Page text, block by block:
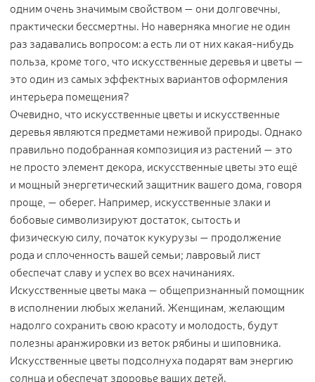
Доставка и оплата
Вопросы и ответы
Контакты
Новости
СМИ о нас
одним очень значимым свойством — они долговечны,
практически бессмертны. Но наверняка многие не один
раз задавались вопросом: а есть ли от них какая-нибудь
польза, кроме того, что искусственные деревья и цветы —
это один из самых эффектных вариантов оформления
интерьера помещения?
Очевидно, что искусственные цветы и искусственные
деревья являются предметами неживой природы. Однако
правильно подобранная композиция из растений — это
не просто элемент декора, искусственные цветы это ещё
и мощный энергетический защитник вашего дома, говоря
проще, — оберег. Например, искусственные злаки и
бобовые символизируют достаток, сытость и
физическую силу, початок кукурузы — продолжение
рода и сплоченность вашей семьи; лавровый лист
обеспечат славу и успех во всех начинаниях.
Искусственные цветы мака — общепризнанный помощник
в исполнении любых желаний. Женщинам, желающим
надолго сохранить свою красоту и молодость, будут
полезны аранжировки из веток рябины и шиповника.
Искусственные цветы подсолнуха подарят вам энергию
солнца и обеспечат здоровье ваших детей.